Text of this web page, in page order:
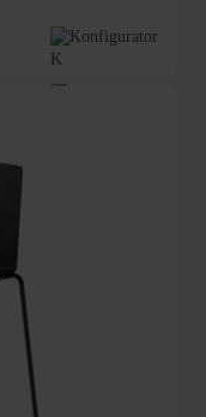
Konfigurator